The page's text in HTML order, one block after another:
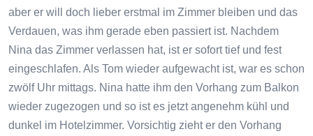
aber er will doch lieber erstmal im Zimmer bleiben und das
Verdauen, was ihm gerade eben passiert ist. Nachdem
Nina das Zimmer verlassen hat, ist er sofort tief und fest
eingeschlafen. Als Tom wieder aufgewacht ist, war es schon
zwölf Uhr mittags. Nina hatte ihm den Vorhang zum Balkon
wieder zugezogen und so ist es jetzt angenehm kühl und
dunkel im Hotelzimmer. Vorsichtig zieht er den Vorhang